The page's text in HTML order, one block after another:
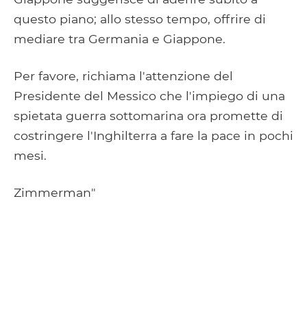
questo piano; allo stesso tempo, offrire di
mediare tra Germania e Giappone.
Per favore, richiama l'attenzione del
Presidente del Messico che l'impiego di una
spietata guerra sottomarina ora promette di
costringere l'Inghilterra a fare la pace in pochi
mesi.
Zimmerman"